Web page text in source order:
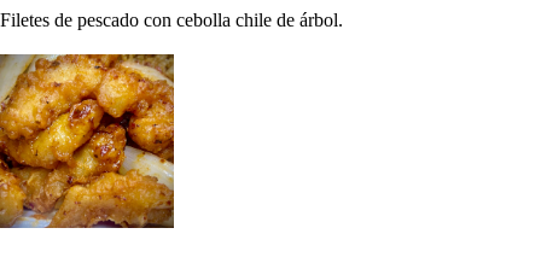
Filetes de pescado con cebolla chile de árbol.